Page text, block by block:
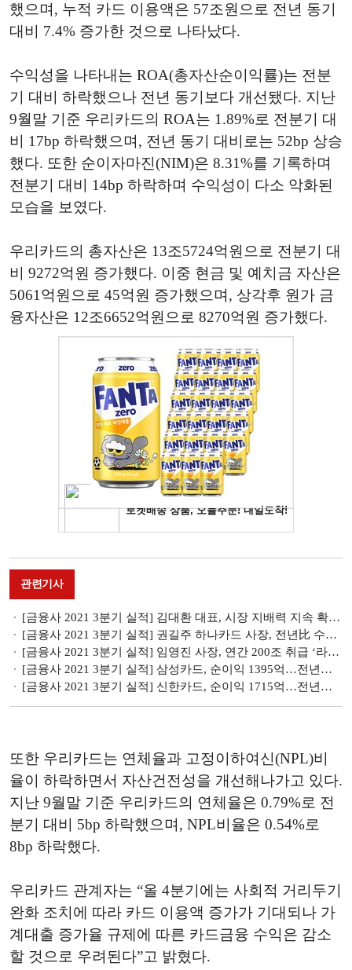
했으며, 누적 카드 이용액은 57조원으로 전년 동기
대비 7.4% 증가한 것으로 나타났다.
수익성을 나타내는 ROA(총자산순이익률)는 전분
기 대비 하락했으나 전년 동기보다 개선됐다. 지난
9월말 기준 우리카드의 ROA는 1.89%로 전분기 대
비 17bp 하락했으며, 전년 동기 대비로는 52bp 상승
했다. 또한 순이자마진(NIM)은 8.31%를 기록하며
전분기 대비 14bp 하락하며 수익성이 다소 악화된
모습을 보였다.
우리카드의 총자산은 13조5724억원으로 전분기 대
비 9272억원 증가했다. 이중 현금 및 예치금 자산은
5061억원으로 45억원 증가했으며, 상각후 원가 금
융자산은 12조6652억원으로 8270억원 증가했다.
관련기사
[금융사 2021 3분기 실적] 김대환 대표, 시장 지배력 지속 확대…디지털 채널 개편도 추진(종합)
[금융사 2021 3분기 실적] 권길주 하나카드 사장, 전년比 수익성 '상승'…운영비 절감 효과 (종합)
[금융사 2021 3분기 실적] 임영진 사장, 연간 200조 취급 ‘라이프앤파이낸스’ 기업 도약
[금융사 2021 3분기 실적] 삼성카드, 순이익 1395억…전년比 8.9%↑(상보)
[금융사 2021 3분기 실적] 신한카드, 순이익 1715억…전년比 2.35%↑(상보)
또한 우리카드는 연체율과 고정이하여신(NPL)비
율이 하락하면서 자산건전성을 개선해나가고 있다.
지난 9월말 기준 우리카드의 연체율은 0.79%로 전
분기 대비 5bp 하락했으며, NPL비율은 0.54%로
8bp 하락했다.
우리카드 관계자는 “올 4분기에는 사회적 거리두기
완화 조치에 따라 카드 이용액 증가가 기대되나 가
계대출 증가율 규제에 따른 카드금융 수익은 감소
할 것으로 우려된다”고 밝혔다.